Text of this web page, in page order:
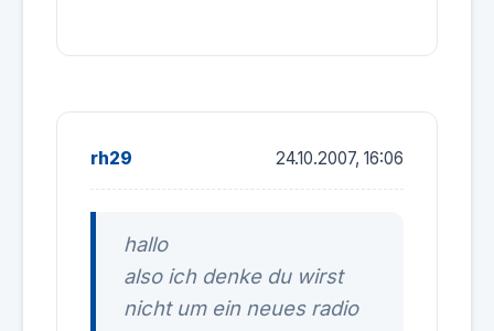
rh29 24.10.2007, 16:06
hallo
also ich denke du wirst
nicht um ein neues radio